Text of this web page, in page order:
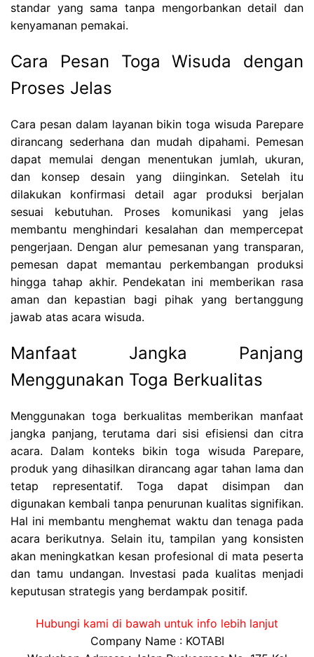
standar yang sama tanpa mengorbankan detail dan
kenyamanan pemakai.
Cara Pesan Toga Wisuda dengan
Proses Jelas
Cara pesan dalam layanan bikin toga wisuda Parepare
dirancang sederhana dan mudah dipahami. Pemesan
dapat memulai dengan menentukan jumlah, ukuran,
dan konsep desain yang diinginkan. Setelah itu
dilakukan konfirmasi detail agar produksi berjalan
sesuai kebutuhan. Proses komunikasi yang jelas
membantu menghindari kesalahan dan mempercepat
pengerjaan. Dengan alur pemesanan yang transparan,
pemesan dapat memantau perkembangan produksi
hingga tahap akhir. Pendekatan ini memberikan rasa
aman dan kepastian bagi pihak yang bertanggung
jawab atas acara wisuda.
Manfaat Jangka Panjang
Menggunakan Toga Berkualitas
Menggunakan toga berkualitas memberikan manfaat
jangka panjang, terutama dari sisi efisiensi dan citra
acara. Dalam konteks bikin toga wisuda Parepare,
produk yang dihasilkan dirancang agar tahan lama dan
tetap representatif. Toga dapat disimpan dan
digunakan kembali tanpa penurunan kualitas signifikan.
Hal ini membantu menghemat waktu dan tenaga pada
acara berikutnya. Selain itu, tampilan yang konsisten
akan meningkatkan kesan profesional di mata peserta
dan tamu undangan. Investasi pada kualitas menjadi
keputusan strategis yang berdampak positif.
Hubungi kami di bawah untuk info lebih lanjut
Company Name : KOTABI